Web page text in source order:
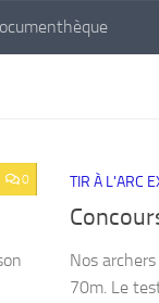
0 TIR À L'ARC
Nos
70m. Le